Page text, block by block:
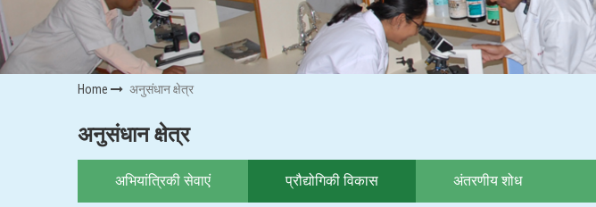
Home अनुसंधान क्षेत्र
अनुसंधान क्षेत्र
अभियांत्रिकी सेवाएं प्रौद्योगिकी विकास अंतरणीय शोध